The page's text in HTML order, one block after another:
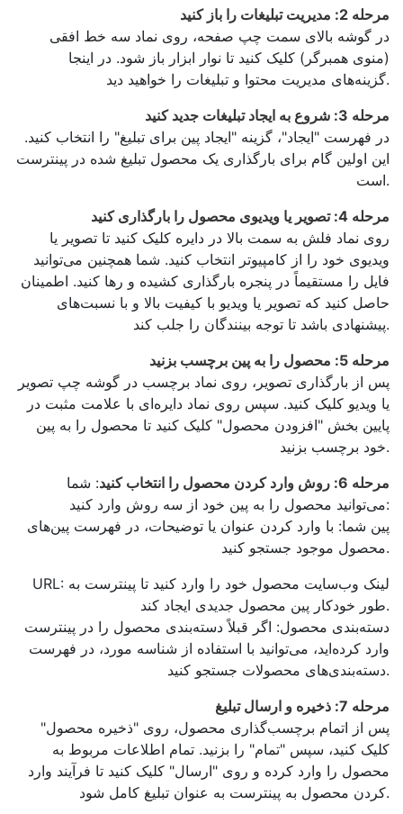
مرحله 2: مدیریت تبلیغات را باز کنید
در گوشه بالای سمت چپ صفحه، روی نماد سه خط افقی
(منوی همبرگر) کلیک کنید تا نوار ابزار باز شود. در اینجا
گزینه‌های مدیریت محتوا و تبلیغات را خواهید دید.
مرحله 3: شروع به ایجاد تبلیغات جدید کنید
در فهرست "ایجاد"، گزینه "ایجاد پین برای تبلیغ" را انتخاب کنید.
این اولین گام برای بارگذاری یک محصول تبلیغ شده در پینترست
است.
مرحله 4: تصویر یا ویدیوی محصول را بارگذاری کنید
روی نماد فلش به سمت بالا در دایره کلیک کنید تا تصویر یا
ویدیوی خود را از کامپیوتر انتخاب کنید. شما همچنین می‌توانید
فایل را مستقیماً در پنجره بارگذاری کشیده و رها کنید. اطمینان
حاصل کنید که تصویر یا ویدیو با کیفیت بالا و با نسبت‌های
پیشنهادی باشد تا توجه بینندگان را جلب کند.
مرحله 5: محصول را به پین برچسب بزنید
پس از بارگذاری تصویر، روی نماد برچسب در گوشه چپ تصویر
یا ویدیو کلیک کنید. سپس روی نماد دایره‌ای با علامت مثبت در
پایین بخش "افزودن محصول" کلیک کنید تا محصول را به پین
خود برچسب بزنید.
مرحله 6: روش وارد کردن محصول را انتخاب کنید
: شما
می‌توانید محصول را به پین خود از سه روش وارد کنید:
پین شما: با وارد کردن عنوان یا توضیحات، در فهرست پین‌های
محصول موجود جستجو کنید.
URL: لینک وب‌سایت محصول خود را وارد کنید تا پینترست به
طور خودکار پین محصول جدیدی ایجاد کند.
دسته‌بندی محصول: اگر قبلاً دسته‌بندی محصول را در پینترست
وارد کرده‌اید، می‌توانید با استفاده از شناسه مورد، در فهرست
دسته‌بندی‌های محصولات جستجو کنید.
مرحله 7: ذخیره و ارسال تبلیغ
پس از اتمام برچسب‌گذاری محصول، روی "ذخیره محصول"
کلیک کنید، سپس "تمام" را بزنید. تمام اطلاعات مربوط به
محصول را وارد کرده و روی "ارسال" کلیک کنید تا فرآیند وارد
کردن محصول به پینترست به عنوان تبلیغ کامل شود.